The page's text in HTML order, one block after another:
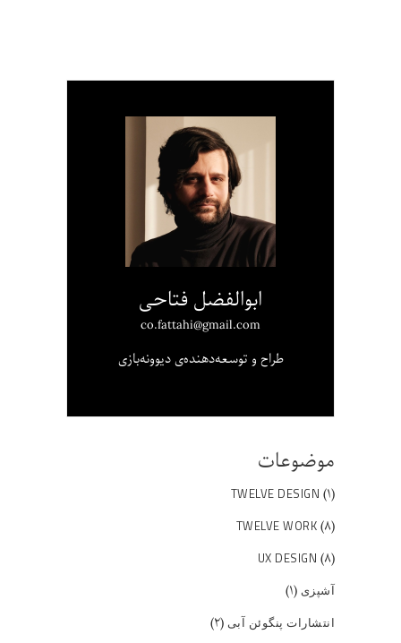
ابوالفضل فتاحی
co.fattahi@gmail.com
طراح و توسعه‌دهنده‌ی دیوونه‌بازی
موضوعات
TWELVE DESIGN (۱)
TWELVE WORK (۸)
UX DESIGN (۸)
آشپزی (۱)
انتشارات پنگوئن آبی (۲)